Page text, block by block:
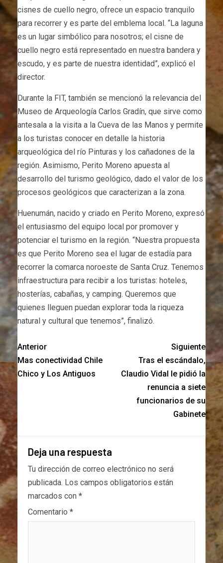
cisnes de cuello negro, ofrece un espacio tranquilo
para recorrer y es parte del emblema local. “La laguna
es un lugar simbólico para nosotros; el cisne de
cuello negro está representado en nuestra bandera y
escudo, y es parte de nuestra identidad”, explicó el
director.
Durante la FIT, también se mencionó la relevancia del
Museo de Arqueología Carlos Gradín, que sirve como
antesala a la visita a la Cueva de las Manos y permite
a los turistas conocer en detalle la historia
arqueológica del río Pinturas y los cañadones de la
región. Asimismo, Perito Moreno apuesta al
desarrollo del turismo geológico, dado el valor de los
procesos geológicos que caracterizan a la zona.
Huenumán, nacido y criado en Perito Moreno, expresó
el entusiasmo del equipo local por promover y
potenciar el turismo en la región. “Nuestra propuesta
es que Perito Moreno sea el lugar de estadía para
recorrer la comarca noroeste de Santa Cruz. Tenemos
infraestructura para recibir a los turistas: hoteles,
hosterías, cabañas, y camping. Queremos que
quienes lleguen puedan explorar toda la riqueza
natural y cultural que tenemos”, finalizó.
Anterior
Mas conectividad Chile
Chico y Los Antiguos
Siguiente
Tras el escándalo,
Claudio Vidal le pidió la
renuncia a siete
funcionarios de su
Gabinete
Deja una respuesta
Tu dirección de correo electrónico no será
publicada. Los campos obligatorios están
marcados con *
Comentario *